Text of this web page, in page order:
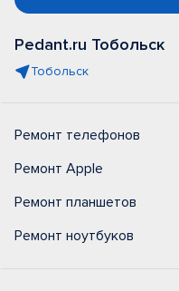
Pedant.ru Тобольск
Тобольск
Ремонт телефонов
Ремонт Apple
Ремонт планшетов
Ремонт ноутбуков